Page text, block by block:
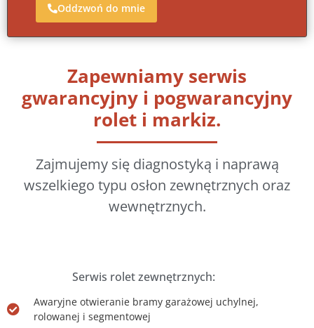
Oddzwoń do mnie
Zapewniamy serwis
gwarancyjny i pogwarancyjny
rolet i markiz.
Zajmujemy się diagnostyką i naprawą
wszelkiego typu osłon zewnętrznych oraz
wewnętrznych.
Serwis rolet zewnętrznych:
Awaryjne otwieranie bramy garażowej uchylnej,
rolowanej i segmentowej